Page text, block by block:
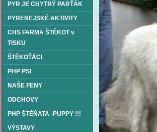
PYR JE CHYTRÝ PARŤÁK
PYRENEJSKÉ AKTIVITY
CHS FARMA ŠTĚKOT v
TISKU
ŠTĚKOŤÁCI
PHP PSI
NAŠE FENY
ODCHOVY
PHP ŠTĚŇATA -PUPPY !!!
VÝSTAVY